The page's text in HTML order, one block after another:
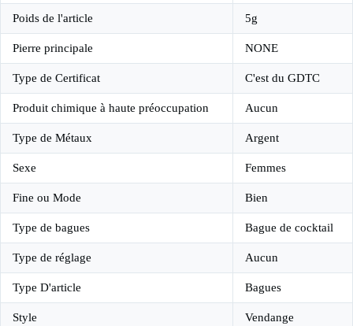
Poids de l'article 5g
Pierre principale NONE
Type de Certificat C'est du GDTC
Produit chimique à haute préoccupation Aucun
Type de Métaux Argent
Sexe Femmes
Fine ou Mode Bien
Type de bagues Bague de cocktail
Type de réglage Aucun
Type D'article Bagues
Style Vendange